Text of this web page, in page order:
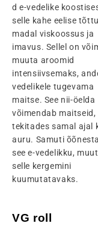
d e-vedelike
selle kahe eelise
madal viskoossus ja
imavus. Sellel on
muuta aroomid
intensiivsemaks,
vedelikele tugevama
maitse. See nii-öelda
võimendab maitseid,
tekitades samal ajal
auru. Samuti
see e-vedelikku,
selle kergemini
kuumutatavaks.
VG roll